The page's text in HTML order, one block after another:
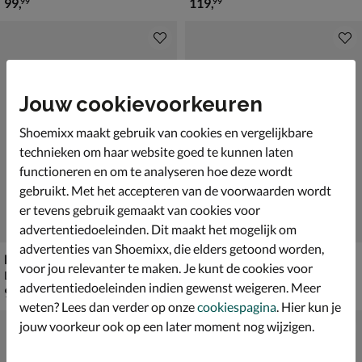
Bugatti
Lage nette schoenen - cognac
€ 99,99
99 ,99
Ecco Helsinki 2
Lage nette schoenen - zwart
€ 149,99
149,99
Jouw cookievoorkeuren
Shoemixx maakt gebruik van cookies en vergelijkbare
technieken om haar website goed te kunnen laten
functioneren en om te analyseren hoe deze wordt
gebruikt. Met het accepteren van de voorwaarden wordt
er tevens gebruik gemaakt van cookies voor
advertentiedoeleinden. Dit maakt het mogelijk om
advertenties van Shoemixx, die elders getoond worden,
voor jou relevanter te maken. Je kunt de cookies voor
advertentiedoeleinden indien gewenst weigeren. Meer
weten? Lees dan verder op onzecookiespagina. Hier kun je
jouw voorkeur ook op een later moment nog wijzigen.